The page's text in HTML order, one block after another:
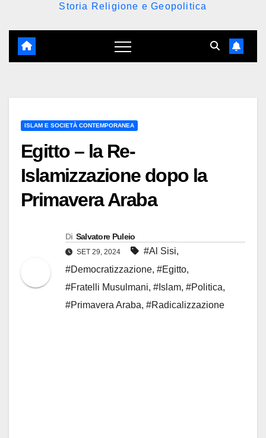
Storia Religione e Geopolitica
ISLAM E SOCIETÀ CONTEMPORANEA
Egitto – la Re-
Islamizzazione dopo la
Primavera Araba
Di Salvatore Puleio
SET 29, 2024 #Al Sisi,
#Democratizzazione, #Egitto,
#Fratelli Musulmani, #Islam, #Politica,
#Primavera Araba, #Radicalizzazione